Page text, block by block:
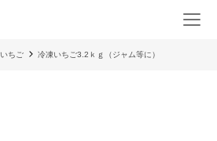
いちご 冷凍いちご3.2ｋｇ（ジャム等に）